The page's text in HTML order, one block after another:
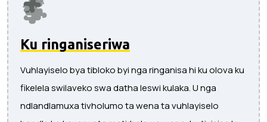
Ku ringaniseriwa
Vuhlayiselo bya tibloko byi nga ringanisa hi ku olova ku
fikelela swilaveko swa datha leswi kulaka. U nga
ndlandlamuxa tivholumo ta wena ta vuhlayiselo